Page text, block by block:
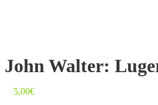
John Walter:
5,00€